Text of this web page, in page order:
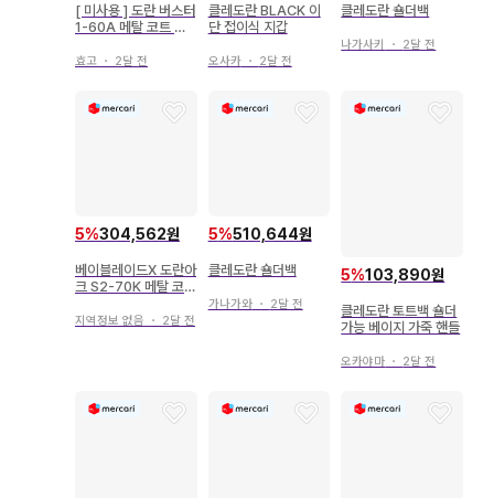
[ 미사용 ] 도란 버스터
1-60A 메탈 코트 레
효고 ・ 2달 전
클레도란 BLACK 이
단 접이식 지갑
오사카・ 2달 전
클레도란 숄더백
나가사키 ・ 2달 전
5%304,562원
베이블레이드X 도란아
크 S2-70K 메탈 코트
지역정보 없음 ・ 2달 전
5%510,644원
클레도란 숄더백
가나가와・ 2달 전
5%103,890원
클레도란 토트백 숄더
가능 베이지 가죽 핸들
오카야마 ・ 2달 전